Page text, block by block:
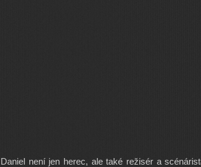
Daniel není jen herec, ale také režisér a